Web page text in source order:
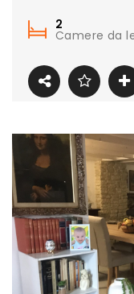
2
Camere da